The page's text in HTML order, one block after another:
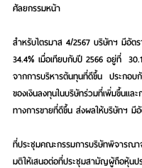
ศัลยกรรมหน้า
สำหรับไตรมาส 4/2567 บริษัทฯ มีอัตร
34.4% เมื่อเทียบกับปี 2566 อยู่ที่
จากการบริหารต้นทุนที่ดีขึ้น  ประกอบ
ของเงินลงทุนในบริษัทร่วมที่เพิ่มขึ้นแล
ทางการขายที่ดีขึ้น ส่งผลให้บริษัทฯ มี
ที่ประชุมคณะกรรมการบริษัทพิจารณา
มติให้เสนอต่อที่ประชุมสามัญผู้ถือหุ้นป